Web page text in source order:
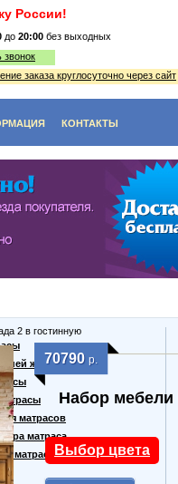
России!
звонок
до 20:00 без выходных
заказа круглосуточно через сайт
КОНТАКТЫ
2 в гостинную
70790 р.
Набор мебели
Выбор цвета
жесткости
матрасов
матраса
матрасов